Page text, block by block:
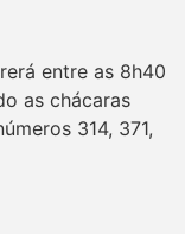
entre as 8h40
as chácaras
314, 371,